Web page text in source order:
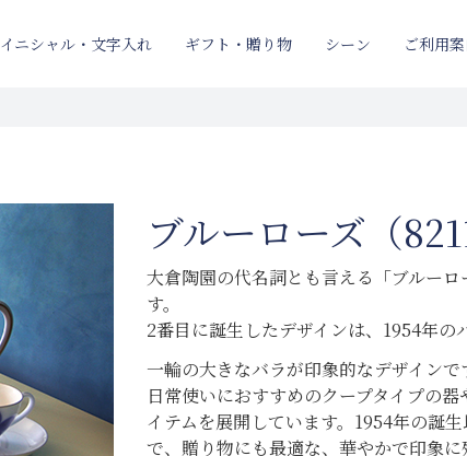
イニシャル・文字入れ ギフト・贈り物 シーン ご利用
ブルーローズ（
大倉陶園の代名詞とも言える「ブルー
す。
2番目に誕生したデザインは、1954年の
一輪の大きなバラが印象的なデザインで
日常使いにおすすめのクープタイプの
イテムを展開しています。1954年の誕
で、贈り物にも最適な、華やかで印象に